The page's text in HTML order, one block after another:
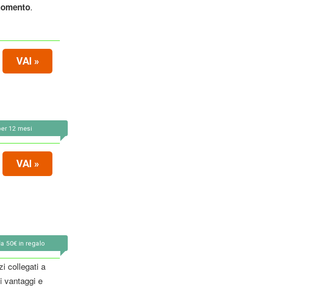
.
VAI »
12 mesi
VAI »
50€ in regalo
collegati a
vantaggi e